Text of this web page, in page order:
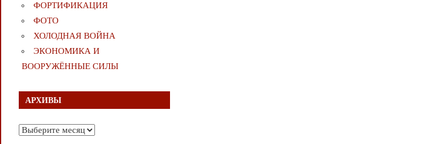
ФОРТИФИКАЦИЯ
ФОТО
ХОЛОДНАЯ ВОЙНА
ЭКОНОМИКА И
ВООРУЖЁННЫЕ СИЛЫ
АРХИВЫ
Архивы